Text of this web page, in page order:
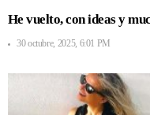
He vuelto, con ideas y
30 octubre, 2025, 6:01 PM